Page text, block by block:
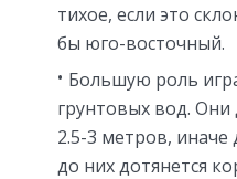
тихое, если это
бы юго-восточный.
Большую роль
грунтовых вод.
2.5-3 метров, иначе
до них дотянется